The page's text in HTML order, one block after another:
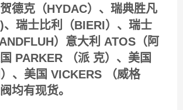
德克（HYDAC）、瑞典胜凡
、瑞士比利（BIERI）、瑞士
）意大利 ATOS（阿
PARKER （派 克）、美国
、美国 VICKERS （威格
均有现货。